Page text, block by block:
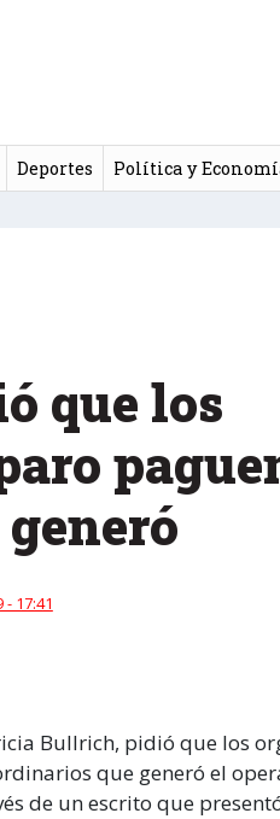
Deportes Política y
que los
17:41
Bullrich, pidió que los
que generó el
de un escrito que